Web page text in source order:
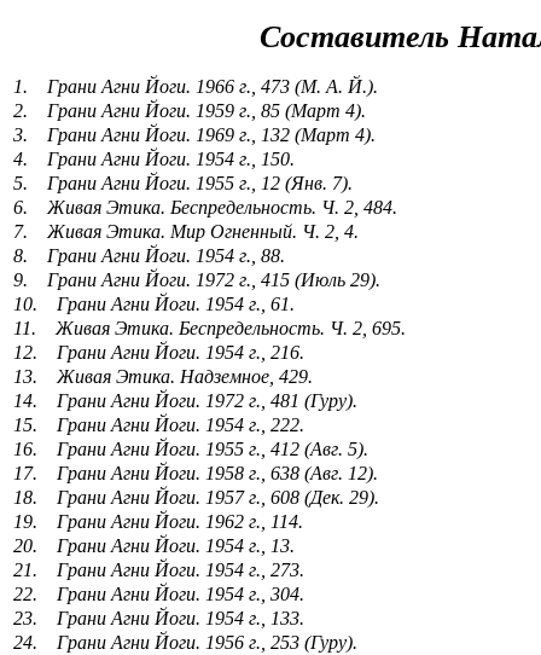
Составитель
1. Грани Агни Йоги. 1966 г., 473 (М. А. Й.).
2. Грани Агни Йоги. 1959 г., 85 (Март 4).
3. Грани Агни Йоги. 1969 г., 132 (Март 4).
4. Грани Агни Йоги. 1954 г., 150.
5. Грани Агни Йоги. 1955 г., 12 (Янв. 7).
6. Живая Этика. Беспредельность. Ч. 2, 484.
7. Живая Этика. Мир Огненный. Ч. 2, 4.
8. Грани Агни Йоги. 1954 г., 88.
9. Грани Агни Йоги. 1972 г., 415 (Июль 29).
10. Грани Агни Йоги. 1954 г., 61.
11. Живая Этика. Беспредельность. Ч. 2, 695.
12. Грани Агни Йоги. 1954 г., 216.
13. Живая Этика. Надземное, 429.
14. Грани Агни Йоги. 1972 г., 481 (Гуру).
15. Грани Агни Йоги. 1954 г., 222.
16. Грани Агни Йоги. 1955 г., 412 (Авг. 5).
17. Грани Агни Йоги. 1958 г., 638 (Авг. 12).
18. Грани Агни Йоги. 1957 г., 608 (Дек. 29).
19. Грани Агни Йоги. 1962 г., 114.
20. Грани Агни Йоги. 1954 г., 13.
21. Грани Агни Йоги. 1954 г., 273.
22. Грани Агни Йоги. 1954 г., 304.
23. Грани Агни Йоги. 1954 г., 133.
24. Грани Агни Йоги. 1956 г., 253 (Гуру).